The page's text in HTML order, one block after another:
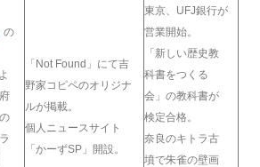
の
「Not Found」にて吉
野家コピペのオリジナ
ルが掲載。
個人ニュースサイト
「かーずSP」開設。
東京、UFJ銀行が
営業開始。
「新しい歴史教
科書をつくる
会」の教科書が
検定合格。
奈良のキトラ古
墳で朱雀の壁画